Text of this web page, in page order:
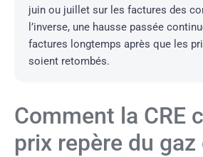
juin ou juillet sur les factures des
l’inverse, une hausse passée
factures longtemps après que les
soient retombés.
Comment la CRE
prix repère du gaz